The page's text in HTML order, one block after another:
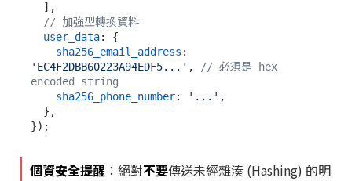
// 加強型轉換資料
user_data: {
sha256_email_address
'EC4F2DBB60223A94EDF5...' , // 必須是 hex
encoded string
sha256_phone_number: '...' ,
個資安全提醒 ：絕對不要傳送未經雜湊 (Hashing) 的明